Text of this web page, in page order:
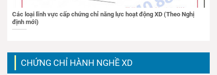
Các loại lĩnh vực cấp chứng chỉ năng lực hoạt động XD (Theo Nghị
định mới)
CHỨNG CHỈ HÀNH NGHỀ XD